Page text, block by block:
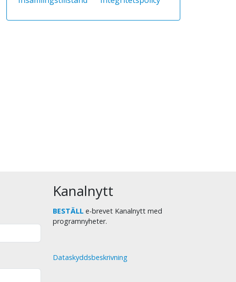
Kanalnytt
BESTÄLL e-brevet Kanalnytt med
programnyheter.
Dataskyddsbeskrivning